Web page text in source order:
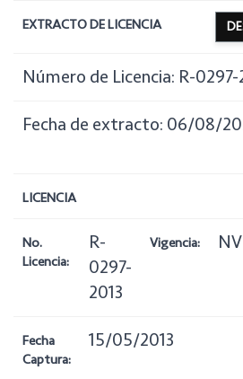
EXTRACTO DE LICENCIA
Número de Licencia: R-0297-
Fecha de extracto: 06/08/
LICENCIA
No.
Licencia:
R-
0297-
2013
Vigencia: NV
Fecha
Captura:
15/05/2013